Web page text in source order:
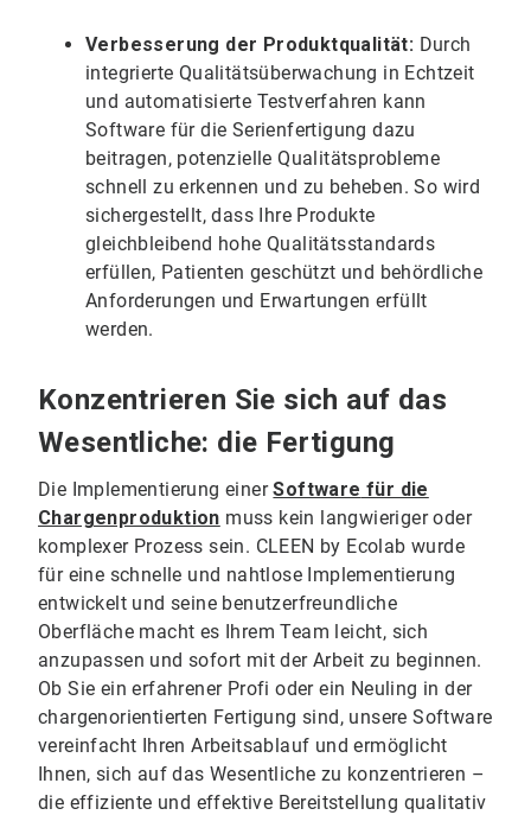
Verbesserung der Produktqualität: Durch
integrierte Qualitätsüberwachung in Echtzeit
und automatisierte Testverfahren kann
Software für die Serienfertigung dazu
beitragen, potenzielle Qualitätsprobleme
schnell zu erkennen und zu beheben. So wird
sichergestellt, dass Ihre Produkte
gleichbleibend hohe Qualitätsstandards
erfüllen, Patienten geschützt und behördliche
Anforderungen und Erwartungen erfüllt
werden.
Konzentrieren Sie sich auf das
Wesentliche: die Fertigung
Die Implementierung einerSoftware für die
Chargenproduktion muss kein langwieriger oder
komplexer Prozess sein. CLEEN by Ecolab wurde
für eine schnelle und nahtlose Implementierung
entwickelt und seine benutzerfreundliche
Oberfläche macht es Ihrem Team leicht, sich
anzupassen und sofort mit der Arbeit zu beginnen.
Ob Sie ein erfahrener Profi oder ein Neuling in der
chargenorientierten Fertigung sind, unsere Software
vereinfacht Ihren Arbeitsablauf und ermöglicht
Ihnen, sich auf das Wesentliche zu konzentrieren –
die effiziente und effektive Bereitstellung qualitativ